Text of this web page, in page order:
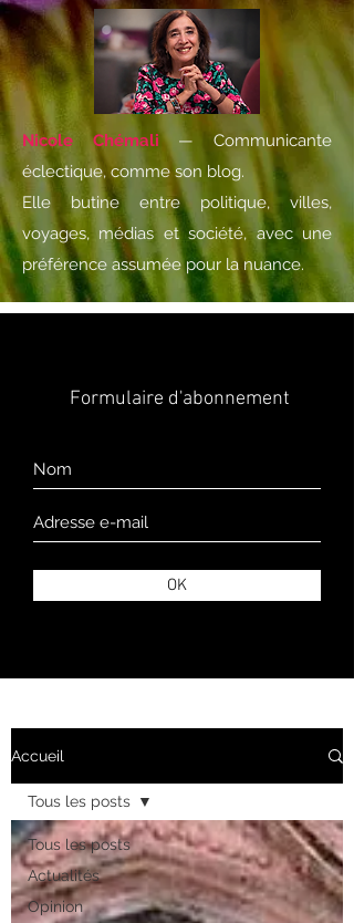
Nicole Chémali — Communicante
éclectique, comme son blog.
Elle butine entre politique, villes,
voyages, médias et société, avec une
préférence assumée pour la nuance.
Formulaire d'abonnement
OK
Accueil
Tous les posts
Actualités
Opinion
Tous les posts